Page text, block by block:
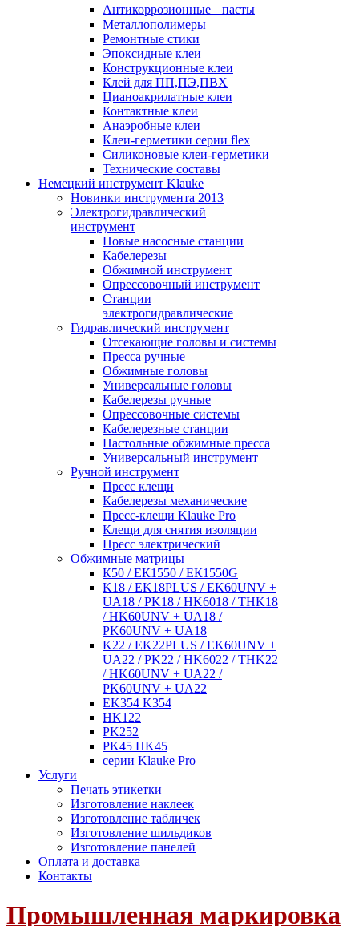
Антикоррозионные пасты
Металлополимеры
Ремонтные стики
Эпоксидные клеи
Конструкционные клеи
Клей для ПП,ПЭ,ПВХ
Цианоакрилатные клеи
Контактные клеи
Анаэробные клеи
Клеи-герметики серии flex
Силиконовые клеи-герметики
Технические составы
Немецкий инструмент Klauke
Новинки инструмента 2013
Электрогидравлический
инструмент
Новые насосные станции
Кабелерезы
Обжимной инструмент
Опрессовочный инструмент
Станции
электрогидравлические
Гидравлический инструмент
Отсекающие головы и системы
Пресса ручные
Обжимные головы
Универсальные головы
Кабелерезы ручные
Опрессовочные системы
Кабелерезные станции
Настольные обжимные пресса
Универсальный инструмент
Ручной инструмент
Пресс клещи
Кабелерезы механические
Пресс-клещи Klauke Pro
Клещи для снятия изоляции
Пресс электрический
Обжимные матрицы
К50 / ЕК1550 / ЕК1550G
K18 / EK18PLUS / EK60UNV +
UA18 / PK18 / HK6018 / THK18
/ HK60UNV + UA18 /
PK60UNV + UA18
K22 / EK22PLUS / EK60UNV +
UA22 / PK22 / HK6022 / THK22
/ HK60UNV + UA22 /
PK60UNV + UA22
EK354 K354
HK122
PK252
PK45 HK45
серии Klauke Pro
Услуги
Печать этикетки
Изготовление наклеек
Изготовление табличек
Изготовление шильдиков
Изготовление панелей
Оплата и доставка
Контакты
Промышленная маркировка